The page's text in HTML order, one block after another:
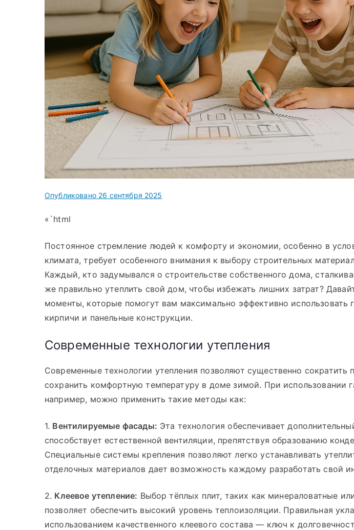
Опубликовано 26 сентября 2025
«`html
Постоянное стремление людей к комфорту и экономии, особенно в
климата, требует особенного внимания к выбору строительных
Каждый, кто задумывался о строительстве собственного дома,
же правильно утеплить свой дом, чтобы избежать лишних затрат?
моменты, которые помогут вам максимально эффективно использовать
кирпичи и панельные конструкции.
Современные технологии утепления
Современные технологии утепления позволяют существенно сократить
сохранить комфортную температуру в доме зимой. При использовании
например, можно применить такие методы как:
1. Вентилируемые фасады: Эта технология обеспечивает
способствует естественной вентиляции, препятствуя образованию
Специальные системы крепления позволяют легко устанавливать
отделочных материалов дает возможность каждому разработать свой
2. Клеевое утепление: Выбор тёплых плит, таких как минераловатные
позволяет обеспечить высокий уровень теплоизоляции. Правильная
использованием качественного клеевого состава — ключ к